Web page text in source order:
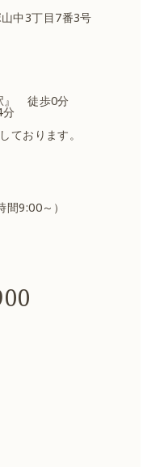
中3丁目7番3号
』 徒歩0分
ております。
9:00～）